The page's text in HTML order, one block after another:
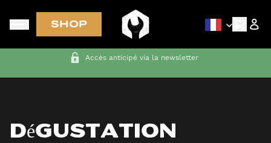
SHOP
Accès anticipé via la newsletter
Dégustation